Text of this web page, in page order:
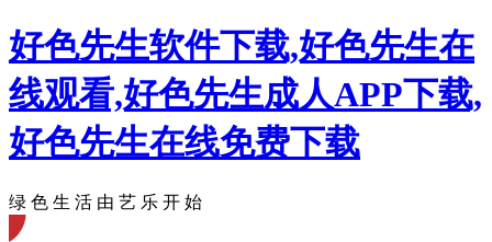
好色先生软件下载,好色先生在
线观看,好色先生成人APP下载,
好色先生在线免费下载
绿 色 生 活 由 艺 乐 开 始